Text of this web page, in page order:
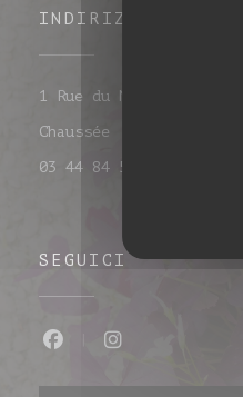
INDIRIZZO
1 Rue du Maréchal
Chaussée ((apre una
03 44 84 50 32
SEGUICI